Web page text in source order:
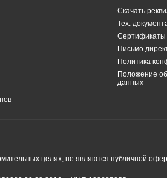
Скачать
Тех.
Сертификаты
Письмо
Политика
Положение
данных
целях, не являются публичной